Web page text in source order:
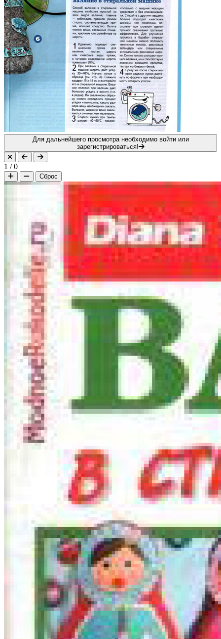
Для дальнейшего просмотра необходимо войти или
зарегистрироваться!
1 /0
Сброс